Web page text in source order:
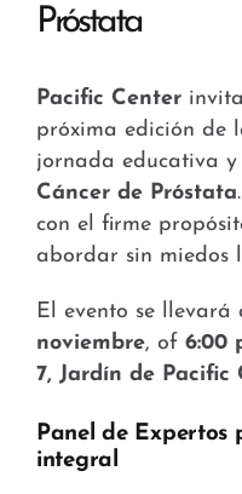
Próstata
Pacific Centerinvita
próxima edición de
jornada educativa
Cáncer de Próstata.
con el firme
abordar sin miedos
El evento se llevará
noviembre, of 6:00
7, Jardín de Pacific
Panel de
integral